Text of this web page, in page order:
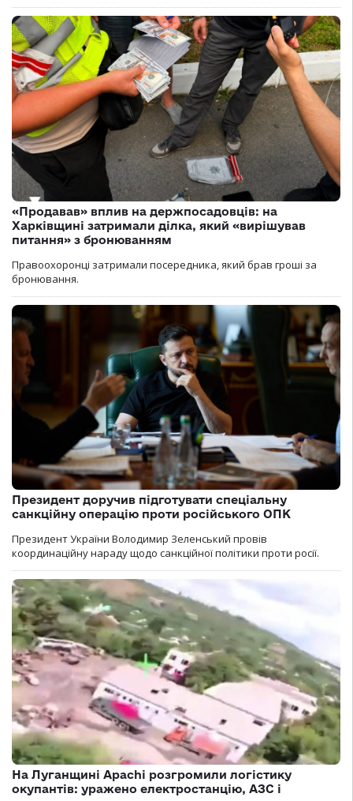
«Продавав» вплив на держпосадовців: на
Харківщині затримали ділка, який «вирішував
питання» з бронюванням
Правоохоронці затримали посередника, який брав гроші за
бронювання.
Президент доручив підготувати спеціальну
санкційну операцію проти російського ОПК
Президент України Володимир Зеленський провів
координаційну нараду щодо санкційної політики проти росії.
На Луганщині Apachi розгромили логістику
окупантів: уражено електростанцію, АЗС і